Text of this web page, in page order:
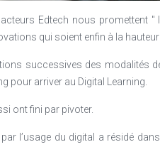
Edtech nous promettent
qui soient enfin à la hauteur
successives des modalités
pour arriver au Digital Learning.
ont fini par pivoter.
par l’usage du digital a résidé